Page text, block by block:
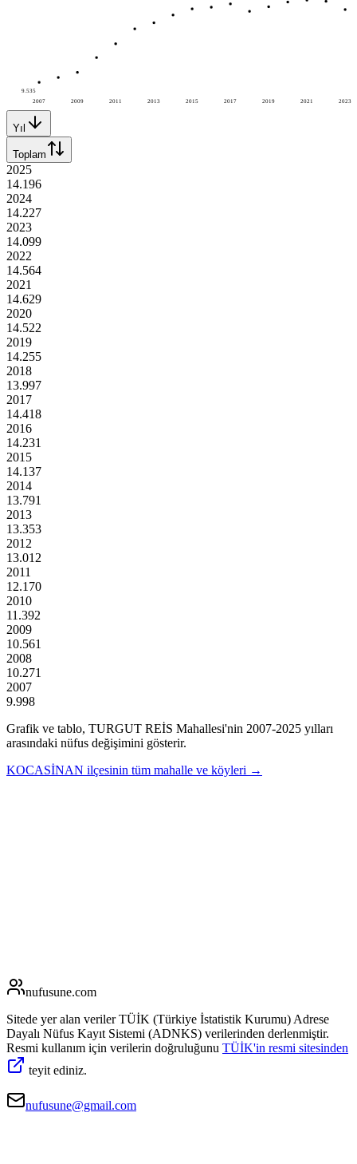
2007 2009 2011 2013 2015 2017 2019 2021 2023
9.535
Yıl
Toplam
2025
14.196
2024
14.227
2023
14.099
2022
14.564
2021
14.629
2020
14.522
2019
14.255
2018
13.997
2017
14.418
2016
14.231
2015
14.137
2014
13.791
2013
13.353
2012
13.012
2011
12.170
2010
11.392
2009
10.561
2008
10.271
2007
9.998
Grafik ve tablo, TURGUT REİS Mahallesi'nin 2007-2025 yılları
arasındaki nüfus değişimini gösterir.
KOCASİNAN ilçesinin tüm mahalle ve köyleri →
nufusune.com
Sitede yer alan veriler TÜİK (Türkiye İstatistik Kurumu) Adrese
Dayalı Nüfus Kayıt Sistemi (ADNKS) verilerinden derlenmiştir.
Resmi kullanım için verilerin doğruluğunu TÜİK'in resmi sitesinden
teyit ediniz.
nufusune@gmail.com